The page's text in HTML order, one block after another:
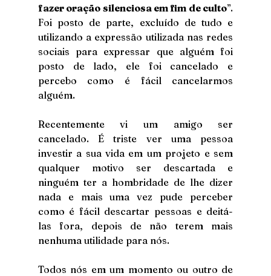
fazer oração silenciosa em fim de culto”.
Foi posto de parte, excluído de tudo e
utilizando a expressão utilizada nas redes
sociais para expressar que alguém foi
posto de lado, ele foi cancelado e
percebo como é fácil cancelarmos
alguém.
Recentemente vi um amigo ser
cancelado. É triste ver uma pessoa
investir a sua vida em um projeto e sem
qualquer motivo ser descartada e
ninguém ter a hombridade de lhe dizer
nada e mais uma vez pude perceber
como é fácil descartar pessoas e deitá-
las fora, depois de não terem mais
nenhuma utilidade para nós.
Todos nós em um momento ou outro de